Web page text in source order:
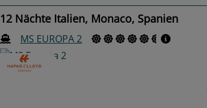
12 Nächte Italien, Monaco, Spanien
MS EUROPA 2